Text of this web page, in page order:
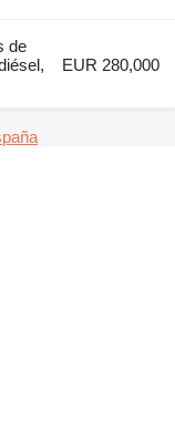
de
EUR 280,000